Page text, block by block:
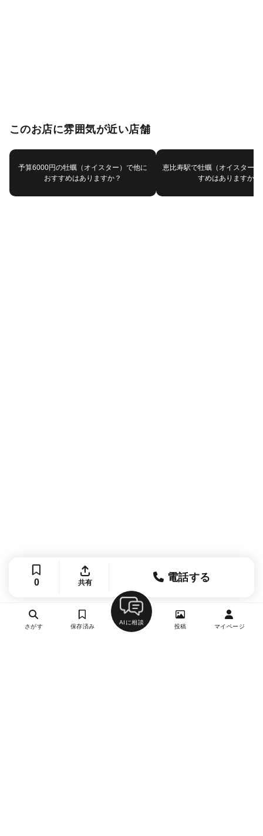
このお店に雰囲気が近い店舗
予算6000円の牡蠣（オイスター）で他に
おすすめはありますか？
恵比寿駅で牡蠣（オイスター
すめはありますか？
0 共有 電話する
さがす 保存済み
AIに相談
投稿 マイページ